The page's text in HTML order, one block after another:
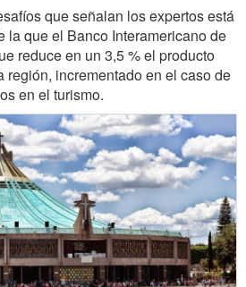
que señalan los expertos está
la que el Banco Interamericano de
reduce en un 3,5 % el producto
región, incrementado en el caso de
en el turismo.